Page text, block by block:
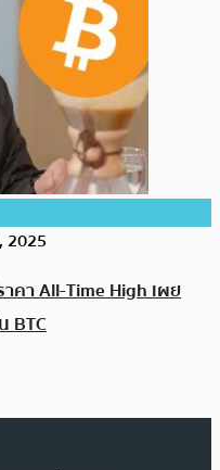
2025
คา All-Time High เผย
BTC